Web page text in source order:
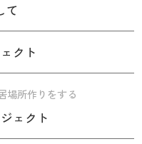
て
クト
場所作りをする
ェクト